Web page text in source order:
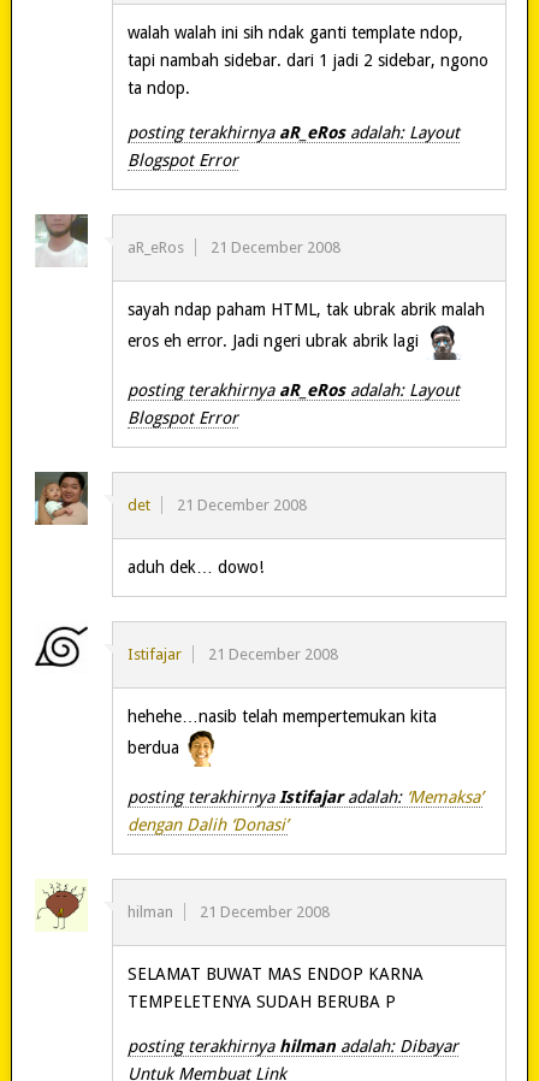
walah walah ini sih ndak ganti template ndop,
tapi nambah sidebar. dari 1 jadi 2 sidebar, ngono
ta ndop.
posting terakhirnya aR_eRos adalah: Layout
Blogspot Error
aR_eRos 21 December 2008
sayah ndap paham HTML, tak ubrak abrik malah
eros eh error. Jadi ngeri ubrak abrik lagi
posting terakhirnya aR_eRos adalah: Layout
Blogspot Error
det 21 December 2008
aduh dek… dowo!
Istifajar 21 December 2008
hehehe…nasib telah mempertemukan kita
berdua
posting terakhirnya Istifajaradalah: ‘Memaksa’
dengan Dalih ‘Donasi’
hilman 21 December 2008
SELAMAT BUWAT MAS ENDOP KARNA
TEMPELETENYA SUDAH BERUBA P
posting terakhirnya hilman adalah: Dibayar
Untuk Membuat Link